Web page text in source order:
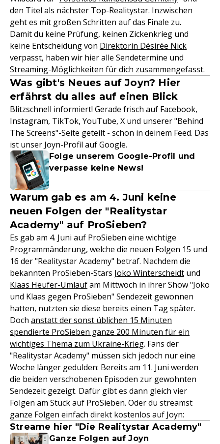
den Titel als nächster Top-Realitystar. Inzwischen
geht es mit großen Schritten auf das Finale zu.
Damit du keine Prüfung, keinen Zickenkrieg und
keine Entscheidung von Direktorin Désirée Nick
verpasst, haben wir hier alle Sendetermine und
Streaming-Möglichkeiten für dich zusammengefasst.
Was gibt's Neues auf Joyn? Hier
erfährst du alles auf einen Blick
Blitzschnell informiert! Gerade frisch auf Facebook,
Instagram, TikTok, YouTube, X und unserer "Behind
The Screens"-Seite geteilt - schon in deinem Feed. Das
ist unser Joyn-Profil auf Google.
Folge unserem Google-Profil und
verpasse keine News!
Warum gab es am 4. Juni keine
neuen Folgen der "Realitystar
Academy" auf ProSieben?
Es gab am 4. Juni auf ProSieben eine wichtige
Programmänderung, welche die neuen Folgen 15 und
16 der "Realitystar Academy" betraf. Nachdem die
bekannten ProSieben-Stars Joko Winterscheidt und
Klaas Heufer-Umlaufam Mittwoch in ihrer Show "Joko
und Klaas gegen ProSieben" Sendezeit gewonnen
hatten, nutzten sie diese bereits einen Tag später.
Doch anstatt der sonst üblichen 15 Minuten
spendierte ProSieben ganze 200 Minuten für ein
wichtiges Thema zum Ukraine-Krieg. Fans der
"Realitystar Academy" müssen sich jedoch nur eine
Woche länger gedulden: Bereits am 11. Juni werden
die beiden verschobenen Episoden zur gewohnten
Sendezeit gezeigt. Dafür gibt es dann gleich vier
Folgen am Stück auf ProSieben. Oder du streamst
ganze Folgen einfach direkt kostenlos auf Joyn:
Streame hier "Die Realitystar Academy"
Ganze Folgen auf Joyn